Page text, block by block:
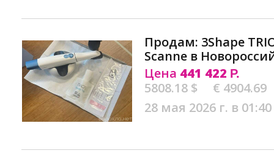
Продам: 3Shape
Scanne в
Цена 441 422 Р.
5808.18 $
€ 4904.69
28 мая 2026 г. в 01:40